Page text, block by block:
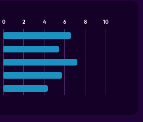
0 2 4 6 8 10